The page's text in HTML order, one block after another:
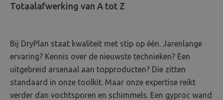
Totaalafwerking van A tot Z
Bij DryPlan staat kwaliteit met stip op één. Jarenlange
ervaring? Kennis over de nieuwste technieken? Een
uitgebreid arsenaal aan topproducten? Die zitten
standaard in onze toolkit. Maar onze expertise reikt
verder dan vochtsporen en schimmels. Een gyproc wand